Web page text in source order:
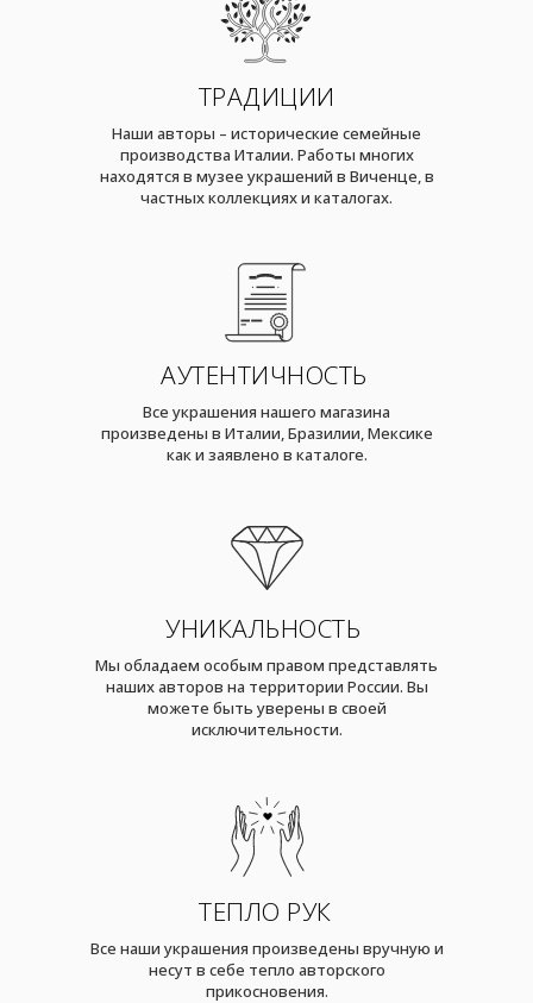
ТРАДИЦИИ
Наши авторы – исторические семейные
производства Италии. Работы многих
находятся в музее украшений в Виченце, в
частных коллекциях и каталогах.
АУТЕНТИЧНОСТЬ
Все украшения нашего магазина
произведены в Италии, Бразилии, Мексике
как и заявлено в каталоге.
УНИКАЛЬНОСТЬ
Мы обладаем особым правом представлять
наших авторов на территории России. Вы
можете быть уверены в своей
исключительности.
ТЕПЛО РУК
Все наши украшения произведены вручную и
несут в себе тепло авторского
прикосновения.